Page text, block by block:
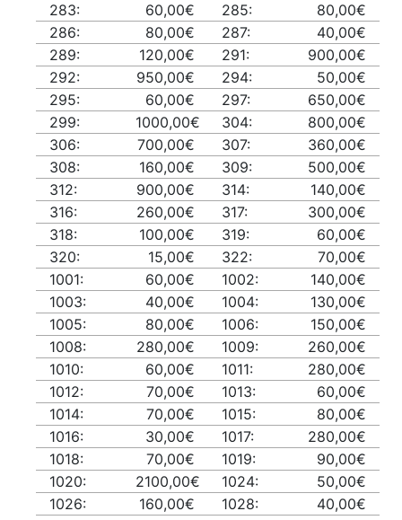
283:
60,00€ 285:
80,00€
286:
80,00€ 287:
40,00€
289:
120,00€ 291:
900,00€
292:
950,00€ 294:
50,00€
295:
60,00€ 297:
650,00€
299:
1000,00€ 304:
800,00€
306:
700,00€ 307:
360,00€
308:
160,00€ 309:
500,00€
312:
900,00€ 314:
140,00€
316:
260,00€ 317:
300,00€
318:
100,00€ 319:
60,00€
320:
15,00€ 322:
70,00€
1001:
60,00€ 1002:
140,00€
1003:
40,00€ 1004:
130,00€
1005:
80,00€ 1006:
150,00€
1008:
280,00€ 1009:
260,00€
1010:
60,00€ 1011:
280,00€
1012:
70,00€ 1013:
60,00€
1014:
70,00€ 1015:
80,00€
1016:
30,00€ 1017:
280,00€
1018:
70,00€ 1019:
90,00€
1020:
2100,00€ 1024:
50,00€
1026:
160,00€ 1028:
40,00€